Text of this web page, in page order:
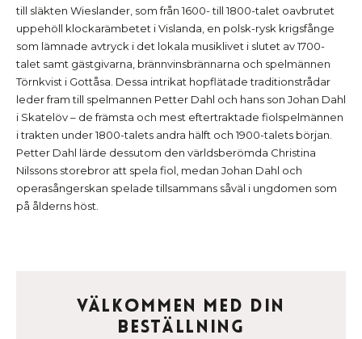
till släkten Wieslander, som från 1600- till 1800-talet oavbrutet
uppehöll klockarämbetet i Vislanda, en polsk-rysk krigsfånge
som lämnade avtryck i det lokala musiklivet i slutet av 1700-
talet samt gästgivarna, brännvinsbrännarna och spelmännen
Törnkvist i Gottåsa. Dessa intrikat hopflätade traditionstrådar
leder fram till spelmannen Petter Dahl och hans son Johan Dahl
i Skatelöv – de främsta och mest eftertraktade fiolspelmännen
i trakten under 1800-talets andra hälft och 1900-talets början.
Petter Dahl lärde dessutom den världsberömda Christina
Nilssons storebror att spela fiol, medan Johan Dahl och
operasångerskan spelade tillsammans såväl i ungdomen som
på ålderns höst.
Välkommen med din
beställning